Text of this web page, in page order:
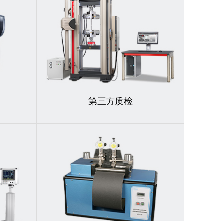
第三方质检